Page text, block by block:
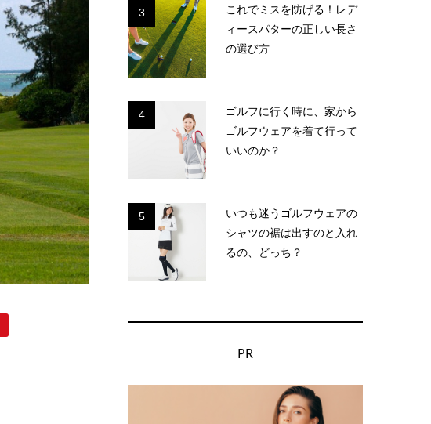
3
これでミスを防げる！レデ
ィースパターの正しい長さ
の選び方
4
ゴルフに行く時に、家から
ゴルフウェアを着て行って
いいのか？
5
いつも迷うゴルフウェアの
シャツの裾は出すのと入れ
るの、どっち？
PR